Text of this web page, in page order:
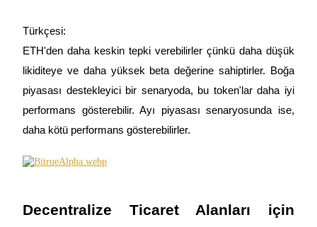
Kullanıcı başına %65'e kadar komisyon!
Türkçesi:
ETH'den daha keskin tepki verebilirler çünkü daha düşük
likiditeye ve daha yüksek beta değerine sahiptirler. Boğa
piyasası destekleyici bir senaryoda, bu token'lar daha iyi
performans gösterebilir. Ayı piyasası senaryosunda ise,
daha kötü performans gösterebilirler.
Decentralize Ticaret Alanları için